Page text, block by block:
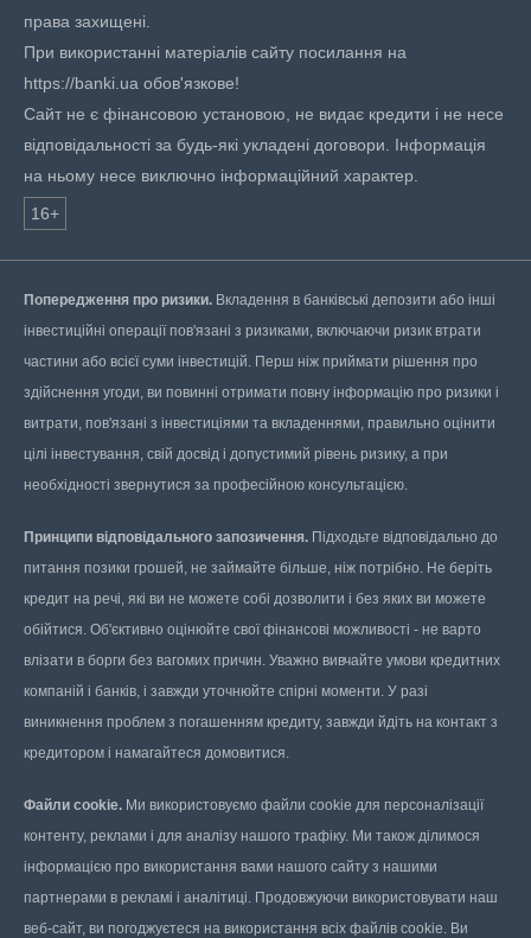
права захищені.
При використанні матеріалів сайту посилання на
https://banki.ua обов'язкове!
Сайт не є фінансовою установою, не видає кредити і не несе
відповідальності за будь-які укладені договори. Інформація
на ньому несе виключно інформаційний характер.
16+
Попередження про ризики. Вкладення в банківські депозити або інші
інвестиційні операції пов'язані з ризиками, включаючи ризик втрати
частини або всієї суми інвестицій. Перш ніж приймати рішення про
здійснення угоди, ви повинні отримати повну інформацію про ризики і
витрати, пов'язані з інвестиціями та вкладеннями, правильно оцінити
цілі інвестування, свій досвід і допустимий рівень ризику, а при
необхідності звернутися за професійною консультацією.
Принципи відповідального запозичення. Підходьте відповідально до
питання позики грошей, не займайте більше, ніж потрібно. Не беріть
кредит на речі, які ви не можете собі дозволити і без яких ви можете
обійтися. Об'єктивно оцінюйте свої фінансові можливості - не варто
влізати в борги без вагомих причин. Уважно вивчайте умови кредитних
компаній і банків, і завжди уточнюйте спірні моменти. У разі
виникнення проблем з погашенням кредиту, завжди йдіть на контакт з
кредитором і намагайтеся домовитися.
Файли cookie. Ми використовуємо файли cookie для персоналізації
контенту, реклами і для аналізу нашого трафіку. Ми також ділимося
інформацією про використання вами нашого сайту з нашими
партнерами в рекламі і аналітиці. Продовжуючи використовувати наш
веб-сайт, ви погоджуєтеся на використання всіх файлів cookie. Ви